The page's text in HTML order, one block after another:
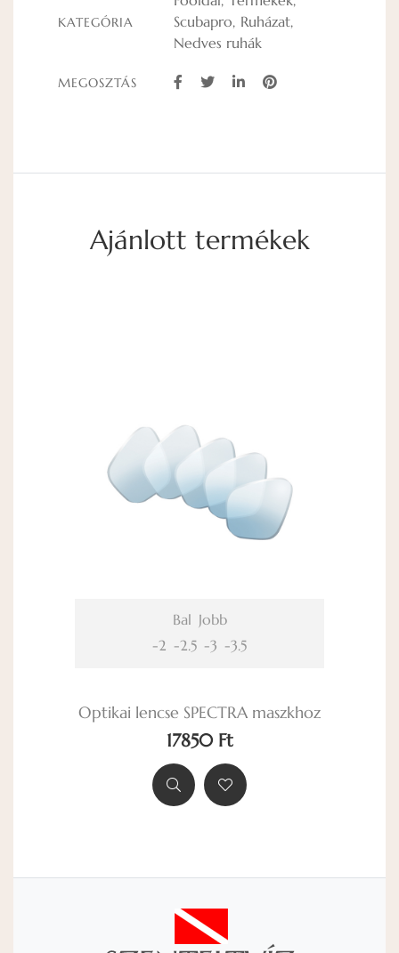
KATEGÓRIA
Scubapro Ruházat
Nedves ruhák
MEGOSZTÁS
Ajánlott termékek
Bal Jobb
-2 -2.5 -3 -3.5
Optikai lencse SPECTRA maszkhoz
17850 Ft